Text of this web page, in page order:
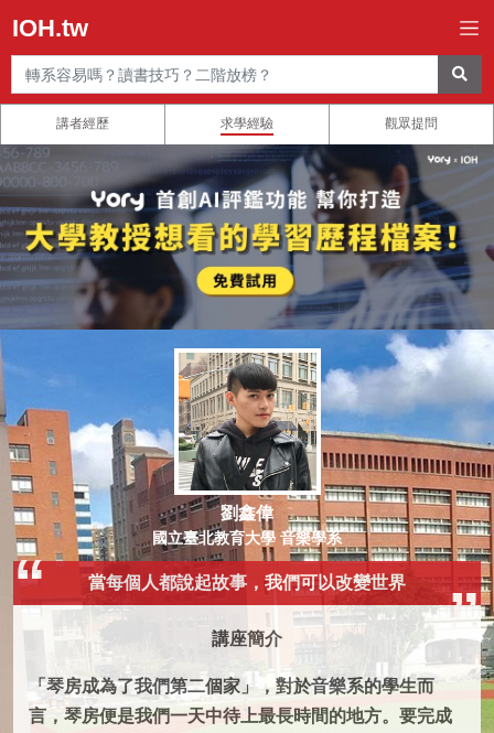
IOH.tw
講者經歷 求學經驗 觀眾提問
劉鑫偉
國立臺北教育大學 音樂學系
當每個人都說起故事，我們可以改變世界
講座簡介
「琴房成為了我們第二個家」，對於音樂系的學生而
言，琴房便是我們一天中待上最長時間的地方。要完成